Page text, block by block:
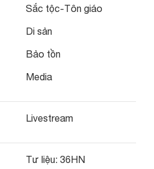
Sắc tộc-Tôn giáo
Di sản
Bảo tồn
Media
Livestream
Tư liệu: 36HN